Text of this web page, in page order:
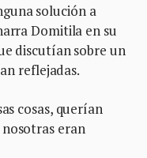
solución a
Domitila en su
discutían sobre un
reflejadas.
cosas, querían
eran